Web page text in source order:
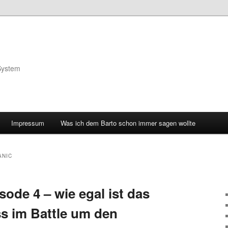
Impressum Was ich dem Barto schon immer sagen wollte
4 – wie egal ist das
im Battle um den